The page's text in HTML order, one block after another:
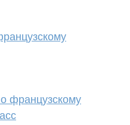
французскому